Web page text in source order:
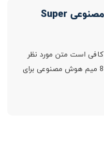
نحوه استفاده از هوش مصنوعی Super
برای استفاده از Supermeme.ai کافی است متن مورد نظر
خود را وارد کرده و اینتر را بزنید. 8 میم هوش مصنوعی برای